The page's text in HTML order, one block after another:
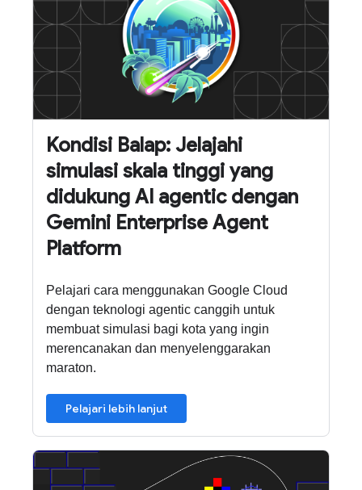
Kondisi Balap: Jelajahi
simulasi skala tinggi yang
didukung AI agentic dengan
Gemini Enterprise Agent
Platform
Pelajari cara menggunakan Google Cloud
dengan teknologi agentic canggih untuk
membuat simulasi bagi kota yang ingin
merencanakan dan menyelenggarakan
maraton.
Pelajari lebih lanjut